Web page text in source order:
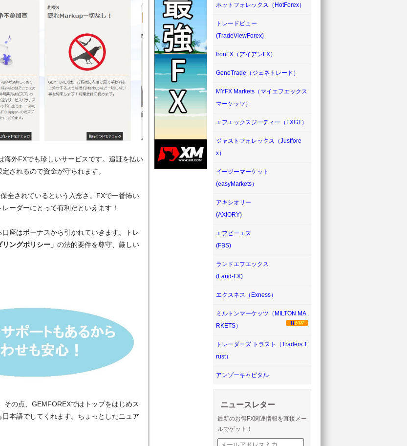
海外FXでも珍しいサービスです。追証を払い
されるので資金が守られます。
全されているという入念さ。FXで一番怖い
ーダーにとって有利だといえます！
座はボーナスから引かれていきます。トレ
ングポリシー」 の法的要件を尊守、厳しい
の点、GEMFOREXではトップをはじめス
本語でしてくれます。ちょっとしたニュア
ホットフォレックス（HotForex）
トレードビュー
(TradeViewForex)
IronFX（アイアンFX）
GeneTrade（ジェネトレード）
MYFX Markets（マイエフエックス
マーケッツ）
エフエックスジーティー（FXGT）
ジャストフォレックス（Justfore
x）
イージーマーケット
(easyMarkets）
アキシオリー
(AXIORY)
エフビーエス
(FBS)
ランドエフエックス
(Land-FX)
エクスネス（Exness）
ミルトンマーケッツ（MILTON MA
RKETS）
トレーダーズ トラスト（Traders T
rust）
アンゾーキャピタル
ニュースレター
最新のお得FX関連情報を直接メー
ルでゲット！